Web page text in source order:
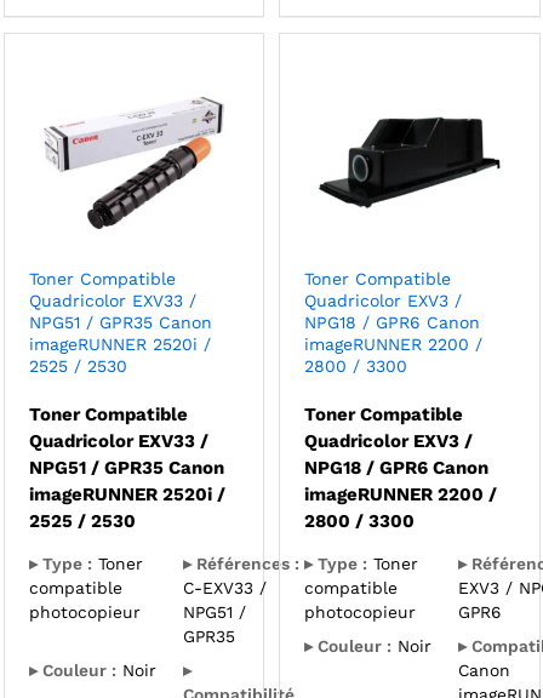
Toner Compatible
Quadricolor EXV33 /
NPG51 / GPR35 Canon
imageRUNNER 2520i /
2525 / 2530
Toner Compatible
Quadricolor EXV33 /
NPG51 / GPR35 Canon
imageRUNNER 2520i /
2525 / 2530
▸ Type : Toner
compatible
photocopieur
▸ Références :
C-EXV33 /
NPG51 /
GPR35
▸ Couleur : Noir
▸
Toner Compatible
Quadricolor EXV3 /
NPG18 / GPR6 Canon
imageRUNNER 2200 /
2800 / 3300
Toner Compatible
Quadricolor EXV3 /
NPG18 / GPR6 Canon
imageRUNNER 2200 /
2800 / 3300
▸ Type : Toner
compatible
photocopieur
▸
EXV3 /
GPR6
▸ Couleur : Noir
▸
Canon